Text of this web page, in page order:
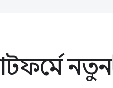
নতুন